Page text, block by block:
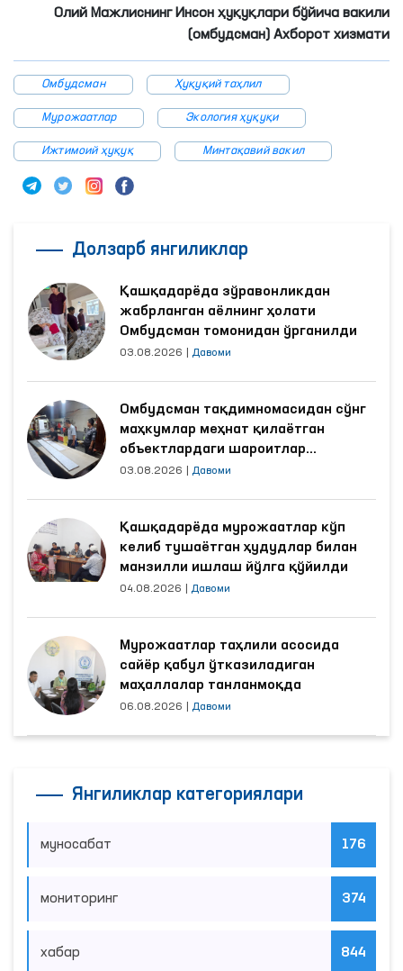
Олий Мажлиснинг Инсон ҳуқуқлари бўйича вакили
(омбудсман) Ахборот хизмати
Омбудсман Ҳуқуқий таҳлил
Мурожаатлар Экология ҳуқуқи
Ижтимоий ҳуқуқ Минтақавий вакил
Долзарб янгиликлар
Қашқадарёда зўравонликдан
жабрланган аёлнинг ҳолати
Омбудсман томонидан ўрганилди
03.08.2026 Давоми
Омбудсман тақдимномасидан сўнг
маҳкумлар меҳнат қилаётган
объектлардаги шароитлар
яхшиланди
03.08.2026 Давоми
Қашқадарёда мурожаатлар кўп
келиб тушаётган ҳудудлар билан
манзилли ишлаш йўлга қўйилди
04.08.2026 Давоми
Мурожаатлар таҳлили асосида
сайёр қабул ўтказиладиган
маҳаллалар танланмоқда
06.08.2026 Давоми
Янгиликлар категориялари
муносабат 176
мониторинг 374
хабар 844